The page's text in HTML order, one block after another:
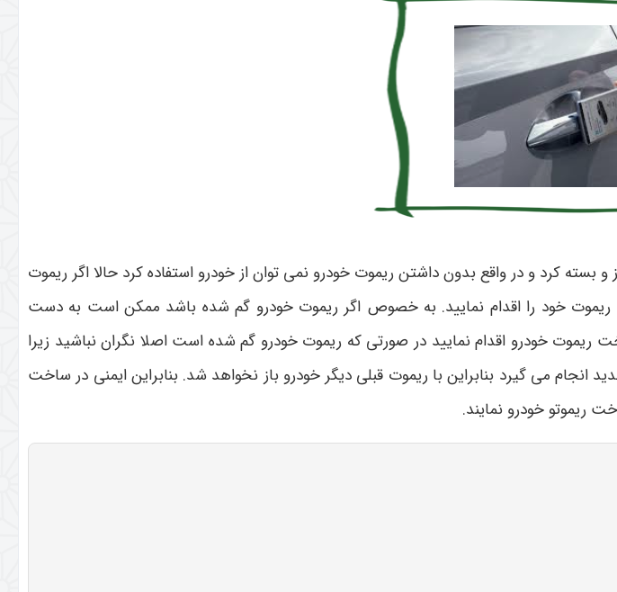
بسته کرد و در واقع بدون داشتن ریموت خودرو نمی توان از خودرو استفاده کرد حالا اگر ریموت
خود را اقدام نمایید. به خصوص اگر ریموت خودرو گم شده باشد ممکن است به دست
خودرو اقدام نمایید در صورتی که ریموت خودرو گم شده است اصلا نگران نباشید زیرا
می گیرد بنابراین با ریموت قبلی دیگر خودرو باز نخواهد شد. بنابراین ایمنی در ساخت
ریموتو خودرو نمایند.